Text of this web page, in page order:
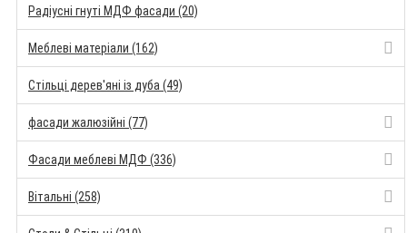
Радіусні гнуті МДФ фасади (20)
Меблеві матеріали (162)
Стільці дерев'яні із дуба (49)
фасади жалюзійні (77)
Фасади меблеві МДФ (336)
Вітальні (258)